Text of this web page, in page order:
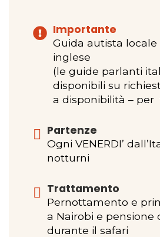
Importante
Guida autista
inglese
(le guide parlanti
disponibili su
a disponibilità – per
Partenze
Ogni VENERDI’
notturni
Trattamento
Pernottamento e
a Nairobi e pensione
durante il safari